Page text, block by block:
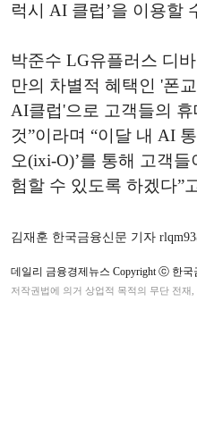
럭시 AI 클럽’을 이용할
박준수 LG유플러스 디
만의 차별적 혜택인 '폰
AI클럽'으로 고객들의
것”이라며 “이달 내 AI
오(ixi-O)’를 통해 고객
험할 수 있도록 하겠다”
김재훈 한국금융신문 기자
데일리 금융경제뉴스 Copyright ⓒ 한국
저작권법에 의거 상업적 목적의 무단 전재,